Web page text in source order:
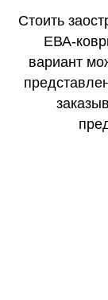
Стоить
ЕВА-
вариант